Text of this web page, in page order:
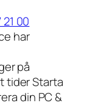
00
har
på
tider Starta
din PC &